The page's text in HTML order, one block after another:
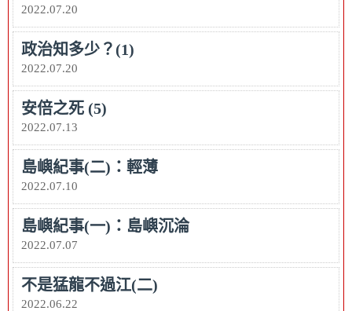
2022.07.20
政治知多少？(1)
2022.07.20
安倍之死 (5)
2022.07.13
島嶼紀事(二)：輕薄
2022.07.10
島嶼紀事(一)：島嶼沉淪
2022.07.07
不是猛龍不過江(二)
2022.06.22